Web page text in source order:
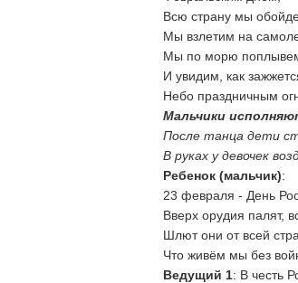
Всю страну мы
Мы взлетим на
Мы по морю
И увидим, как
Небо праздничным
Мальчики
После танца дети
В руках у девочек
Ребенок (мальчик):
23 февраля - День
Вверх орудия палят,
Шлют они от всей
Что живём мы без
Ведущий 1: В честь